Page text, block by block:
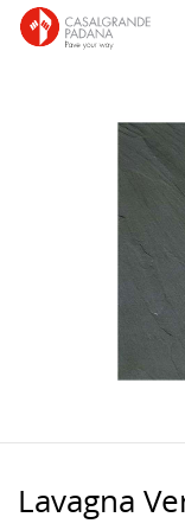
Lavagna